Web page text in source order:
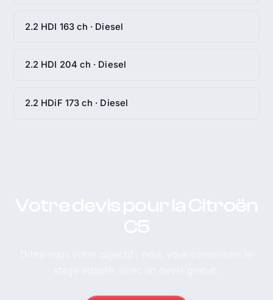
2.2 HDI 163 ch · Diesel
2.2 HDI 204 ch · Diesel
2.2 HDiF 173 ch · Diesel